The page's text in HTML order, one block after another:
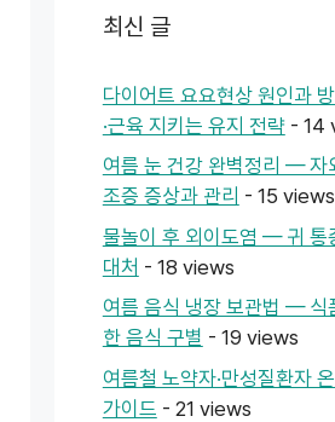
최신 글
다이어트 요요현상 원인과
·근육 지키는 유지 전략- 14
여름 눈 건강 완벽정리 — 자
조증 증상과 관리 - 15 views
물놀이 후 외이도염 — 귀 통
대처 - 18 views
여름 음식 냉장 보관법 — 식
한 음식 구별 - 19 views
여름철 노약자·만성질환자
가이드 - 21 views